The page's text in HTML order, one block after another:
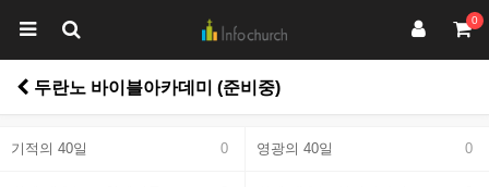
0
두란노 바이블아카데미 (준비중)
기적의 40일 0 영광의 40일 0